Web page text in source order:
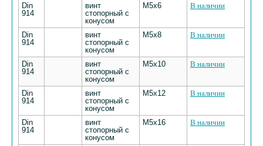
Din
914
винт
стопорный с
конусом
М5х6 В наличии
Din
914
винт
стопорный с
конусом
М5х8 В наличии
Din
914
винт
стопорный с
конусом
М5х10 В наличии
Din
914
винт
стопорный с
конусом
М5х12 В наличии
Din
914
винт
стопорный с
конусом
М5х16 В наличии